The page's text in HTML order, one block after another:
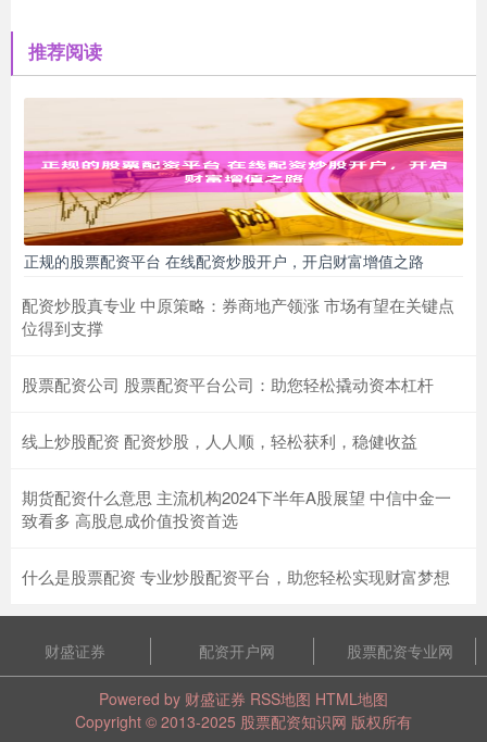
推荐阅读
正规的股票配资平台 在线配资炒股开户，开启财富增值之路
配资炒股真专业 中原策略：券商地产领涨 市场有望在关键点
位得到支撑
股票配资公司 股票配资平台公司：助您轻松撬动资本杠杆
线上炒股配资 配资炒股，人人顺，轻松获利，稳健收益
期货配资什么意思 主流机构2024下半年A股展望 中信中金一
致看多 高股息成价值投资首选
什么是股票配资 专业炒股配资平台，助您轻松实现财富梦想
财盛证券 配资开户网 股票配资专业网
Powered by 财盛证券 RSS地图 HTML地图
Copyright © 2013-2025 股票配资知识网 版权所有